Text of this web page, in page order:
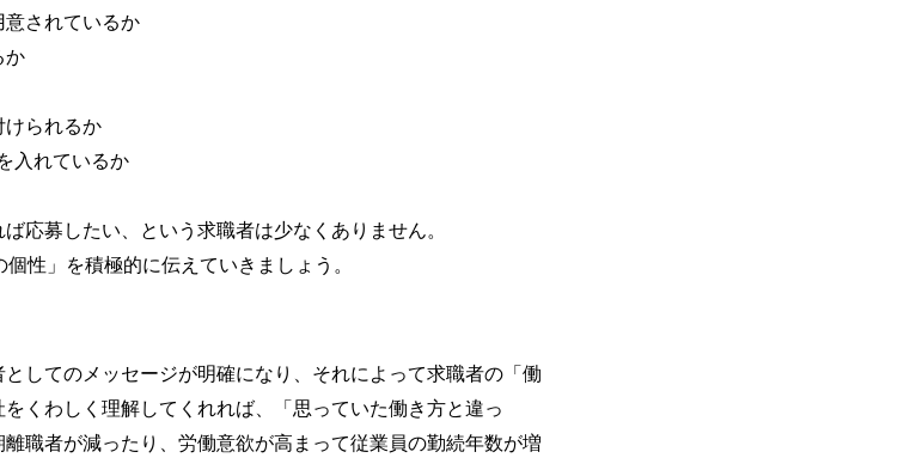
意されているか
か
けられるか
入れているか
応募したい、という求職者は少なくありません。
性」を積極的に伝えていきましょう。
してのメッセージが明確になり、それによって求職者の「働
くわしく理解してくれれば、「思っていた働き方と違っ
職者が減ったり、労働意欲が高まって従業員の勤続年数が増